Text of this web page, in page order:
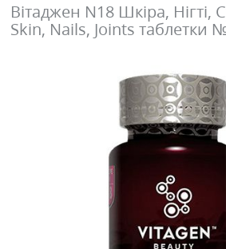
Вітаджен N18 Шкіра, Нігті,
Skin, Nails, Joints таблетки